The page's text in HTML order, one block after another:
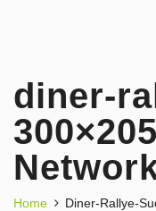
diner-
Home Diner-Rallye-